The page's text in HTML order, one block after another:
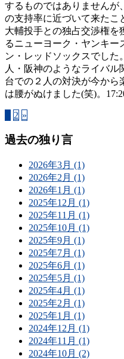
するものではありませんが
の支持率に近づいて来たこ
大輔投手との独占交渉権を
るニューヨーク・ヤンキー
ン・レッドソックスでした
人・阪神のようなライバ
台での２人の対決が今から
は腰がぬけました(笑)。
2 »
過去の独り言
2026年3月 (1)
2026年2月 (1)
2026年1月 (1)
2025年12月 (1)
2025年11月 (1)
2025年10月 (1)
2025年9月 (1)
2025年7月 (1)
2025年6月 (1)
2025年5月 (1)
2025年4月 (1)
2025年2月 (1)
2025年1月 (1)
2024年12月 (1)
2024年11月 (1)
2024年10月 (2)